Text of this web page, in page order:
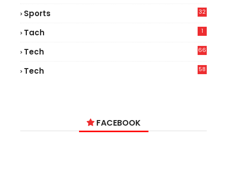
Sports 32
Tach 1
Tech
66
Tech
58
FACEBOOK